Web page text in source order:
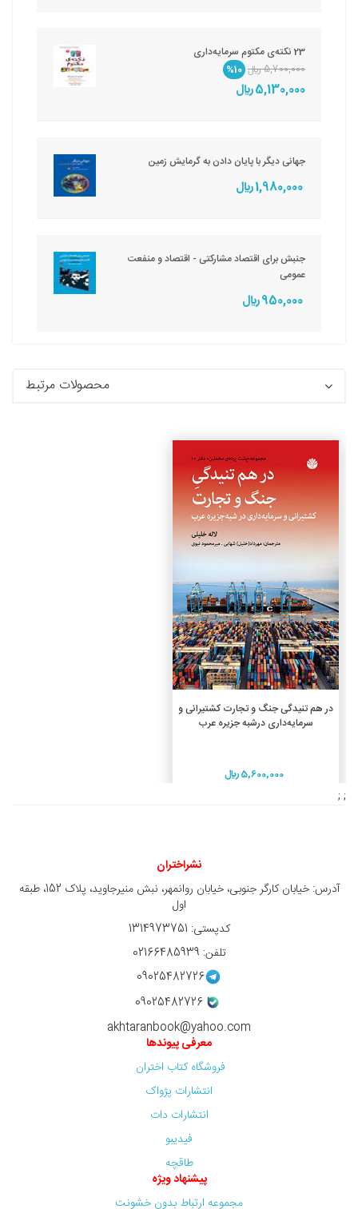
23 نکته‌ی مکتوم سرمایه‌داری
5,700,000 ريال
%10
5,130,000 ريال
جهانی دیگر با پایان دادن به گرمایش زمین
1,980,000 ريال
جنبش برای اقتصاد مشارکتی - اقتصاد و منفعت
عمومی
950,000 ريال
محصولات مرتبط
افزودن به سبد خرید
در هم تنیدگی جنگ و تجارت کشتیرانی و
سرمایه‌داری درشبه جزیره عرب
5,600,000 ريال
; ;
نشراختران
آدرس: خیابان کارگر جنوبی، خیابان روانمهر، نبش منیرجاوید، پلاک 152، طبقه
اول
کدپستی: 1314973751
تلفن: 02166485939
09025482726
09025482726
akhtaranbook@yahoo.com
معرفی پیوندها
فروشگاه کتاب اختران
انتشارات پژواک
انتشارات دات
فیدیبو
طاقچه
پیشنهاد ویژه
مجموعه ارتباط بدون خشونت